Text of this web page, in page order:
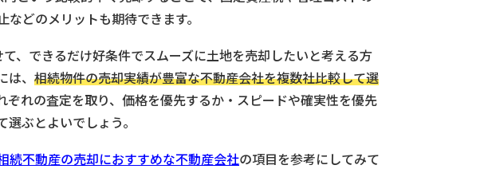
どのメリットも期待できます。
、できるだけ好条件でスムーズに土地を売却したいと考える方
、 相続物件の売却実績が豊富な不動産会社を複数社比較して選
ぞれの査定を取り、価格を優先するか・スピードや確実性を優先
ぶとよいでしょう。
続不動産の売却におすすめな不動産会社の項目を参考にしてみて